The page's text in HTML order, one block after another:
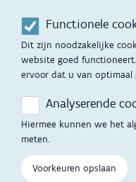
Functionele
Dit zijn noodzakelijke
website goed
ervoor dat u van optimaal
Analyserende
Hiermee kunnen we het
meten.
Voorkeuren opslaan
Opvoedingsondersteuning
Kinderopvang
Hulp en contact
Contactfomulier